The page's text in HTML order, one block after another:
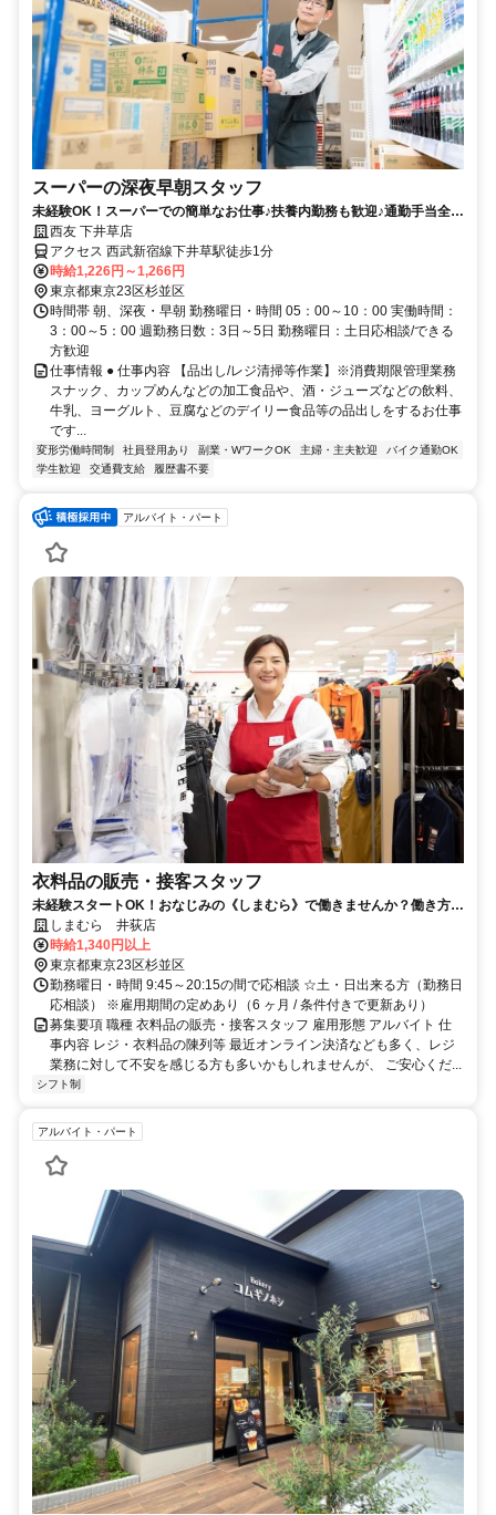
スーパーの深夜早朝スタッフ
未経験OK！スーパーでの簡単なお仕事♪扶養内勤務も歓迎♪通勤手当全額
支給／社員買物割引有
西友 下井草店
アクセス 西武新宿線下井草駅徒歩1分
時給1,226円～1,266円
東京都東京23区杉並区
時間帯 朝、深夜・早朝 勤務曜日・時間 05：00～10：00 実働時間：
3：00～5：00 週勤務日数：3日～5日 勤務曜日：土日応相談/できる
方歓迎
仕事情報 ● 仕事内容 【品出し/レジ清掃等作業】※消費期限管理業務
スナック、カップめんなどの加工食品や、酒・ジューズなどの飲料、
牛乳、ヨーグルト、豆腐などのデイリー食品等の品出しをするお仕事
です...
変形労働時間制 社員登用あり 副業・WワークOK 主婦・主夫歓迎
バイク通勤OK
学生歓迎
交通費支給 履歴書不要
アルバイト・パート
衣料品の販売・接客スタッフ
未経験スタートOK！おなじみの《しまむら》で働きませんか？働き方は
お気軽にご相談ください◎
しまむら 井荻店
時給1,340円以上
東京都東京23区杉並区
勤務曜日・時間 9:45～20:15の間で応相談 ☆土・日出来る方（勤務日
応相談） ※雇用期間の定めあり（6 ヶ月 / 条件付きで更新あり）
募集要項 職種 衣料品の販売・接客スタッフ 雇用形態 アルバイト 仕
事内容 レジ・衣料品の陳列等 最近オンライン決済なども多く、レジ
業務に対して不安を感じる方も多いかもしれませんが、 ご安心くだ...
シフト制
アルバイト・パート